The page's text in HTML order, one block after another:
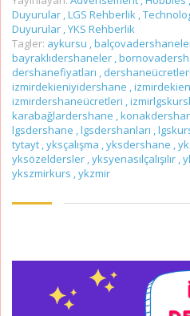
Duyurular ,LGS Rehberlik ,
Duyurular ,YKS Rehberlik
Tagler: aykursu ,
bayraklıdershaneler ,
dershanefiyatları , dershaneücretleri
izmirdekieniyidershane ,
izmirdershaneücretleri ,
karabağlardershane ,
lgsdershane ,lgsdershanları ,
tytayt ,yksçalışma ,yksdershane ,
yksözeldersler ,yksyenasılçalışılır ,
ykszmirkurs ,ykzmir